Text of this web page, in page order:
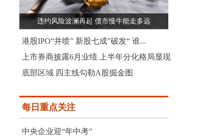
违约风险波澜再起 债市慢牛能走多远
港股IPO“井喷” 新股七成”破发“ 谁...
上市券商披露6月业绩 上半年分化格局显现
底部区域 四主线勾勒A股掘金图
每日重点关注
中央企业迎“年中考”